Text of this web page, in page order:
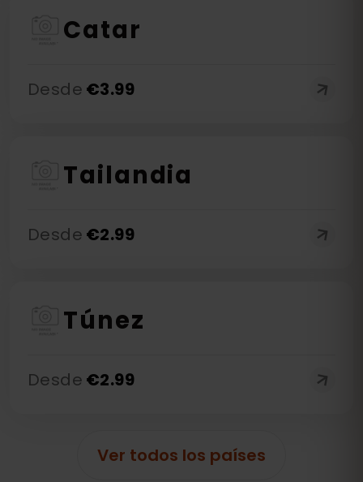
Catar
Desde €3.99
Tailandia
Desde €2.99
Túnez
Desde €2.99
Ver todos los países